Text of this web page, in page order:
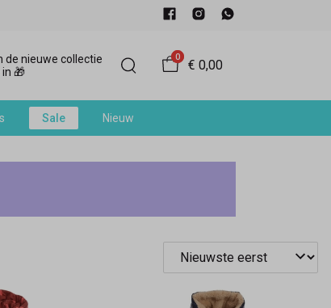
de nieuwe collectie
🎁
0
€ 0,00
Sale Nieuw